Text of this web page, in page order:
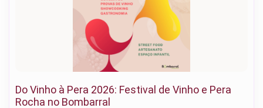
Do Vinho à Pera 2026: Festival de Vinho e Pera
Rocha no Bombarral